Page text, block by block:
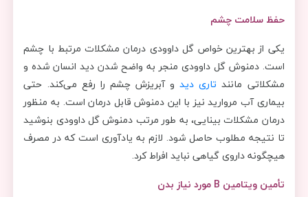
حفظ سلامت چشم
یکی از بهترین خواص گل داوودی درمان مشکلات مرتبط با چشم
است. دمنوش گل داوودی منجر به واضح شدن دید انسان شده و
مشکلاتی مانند تاری دیدو آبریزش چشم را رفع می‌کند. حتی
بیماری آب مروارید نیز با این دمنوش قابل درمان است. به منظور
درمان مشکلات بینایی، به طور مرتب دمنوش گل داوودی بنوشید
تا نتیجه مطلوب حاصل شود. لازم به یادآوری است که در مصرف
هیچگونه داروی گیاهی نباید افراط کرد.
تأمین ویتامین B مورد نیاز بدن